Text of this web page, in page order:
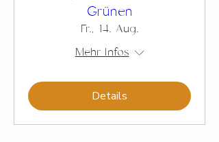
Grünen
Fr., 14. Aug.
Mehr Infos
Details